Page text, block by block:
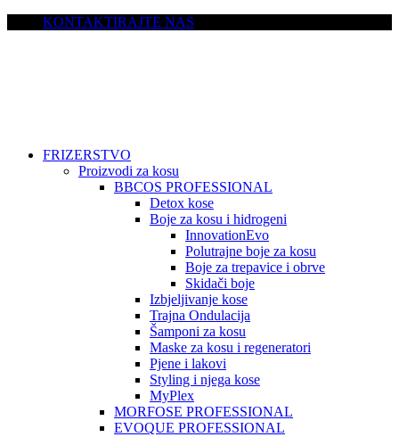
KONTAKTIRAJTE NAS
FRIZERSTVO
Proizvodi za kosu
BBCOS PROFESSIONAL
Detox kose
Boje za kosu i hidrogeni
InnovationEvo
Polutrajne boje za kosu
Boje za trepavice i obrve
Skidači boje
Izbjeljivanje kose
Trajna Ondulacija
Šamponi za kosu
Maske za kosu i regeneratori
Pjene i lakovi
Styling i njega kose
MyPlex
MORFOSE PROFESSIONAL
EVOQUE PROFESSIONAL